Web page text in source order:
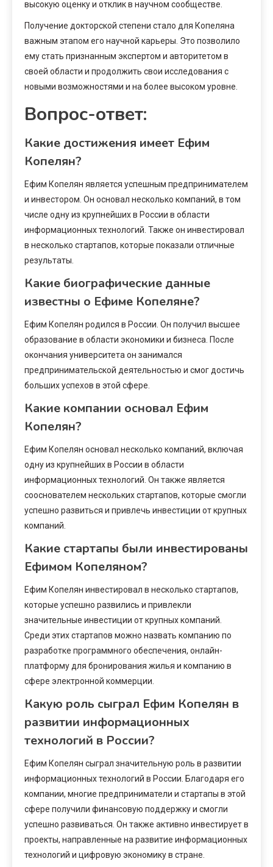
высокую оценку и отклик в научном сообществе.
Получение докторской степени стало для Копеляна
важным этапом его научной карьеры. Это позволило
ему стать признанным экспертом и авторитетом в
своей области и продолжить свои исследования с
новыми возможностями и на более высоком уровне.
Вопрос-ответ:
Какие достижения имеет Ефим
Копелян?
Ефим Копелян является успешным предпринимателем
и инвестором. Он основал несколько компаний, в том
числе одну из крупнейших в России в области
информационных технологий. Также он инвестировал
в несколько стартапов, которые показали отличные
результаты.
Какие биографические данные
известны о Ефиме Копеляне?
Ефим Копелян родился в России. Он получил высшее
образование в области экономики и бизнеса. После
окончания университета он занимался
предпринимательской деятельностью и смог достичь
больших успехов в этой сфере.
Какие компании основал Ефим
Копелян?
Ефим Копелян основал несколько компаний, включая
одну из крупнейших в России в области
информационных технологий. Он также является
сооснователем нескольких стартапов, которые смогли
успешно развиться и привлечь инвестиции от крупных
компаний.
Какие стартапы были инвестированы
Ефимом Копеляном?
Ефим Копелян инвестировал в несколько стартапов,
которые успешно развились и привлекли
значительные инвестиции от крупных компаний.
Среди этих стартапов можно назвать компанию по
разработке программного обеспечения, онлайн-
платформу для бронирования жилья и компанию в
сфере электронной коммерции.
Какую роль сыграл Ефим Копелян в
развитии информационных
технологий в России?
Ефим Копелян сыграл значительную роль в развитии
информационных технологий в России. Благодаря его
компании, многие предприниматели и стартапы в этой
сфере получили финансовую поддержку и смогли
успешно развиваться. Он также активно инвестирует в
проекты, направленные на развитие информационных
технологий и цифровую экономику в стране.